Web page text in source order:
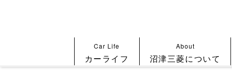
Car Life
カーライフ
About
沼津三菱について